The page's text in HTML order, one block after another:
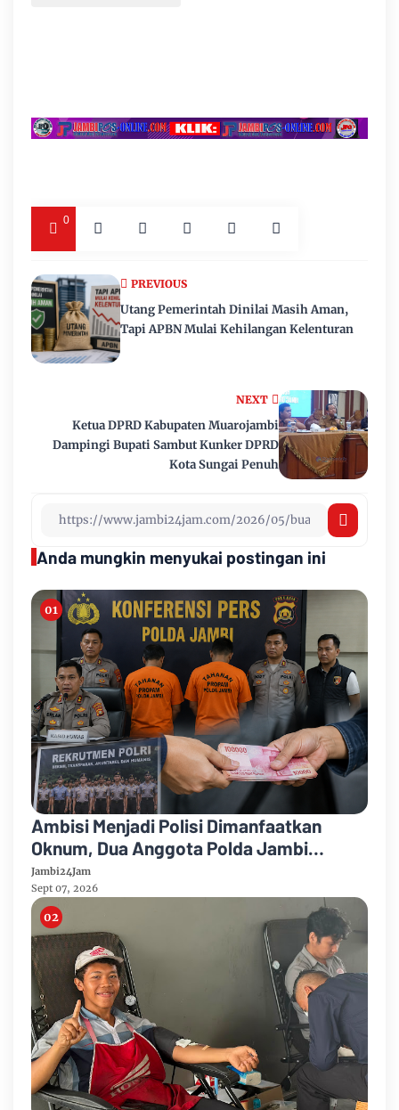
0
NEXT
Ketua DPRD Kabupaten Muarojambi
Dampingi Bupati Sambut Kunker DPRD
Kota Sungai Penuh
PREVIOUS
Utang Pemerintah Dinilai Masih Aman,
Tapi APBN Mulai Kehilangan Kelenturan
Anda mungkin menyukai postingan ini
Ambisi Menjadi Polisi Dimanfaatkan
Oknum, Dua Anggota Polda Jambi
Diduga Tipu Calon Bintara dengan Janji
Kelulusan
Jambi24Jam
Sept 07, 2026